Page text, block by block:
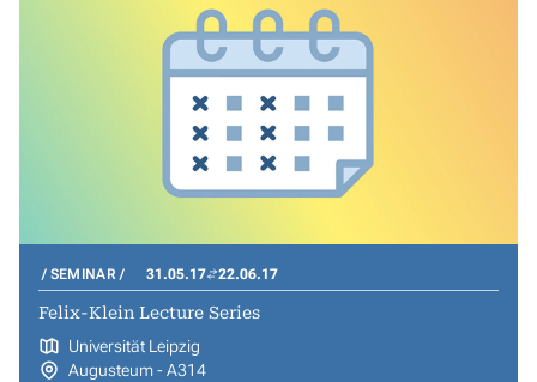
SEMINAR 31.05.17 22.06.17
Felix-Klein Lecture Series
Universität Leipzig
Augusteum - A314